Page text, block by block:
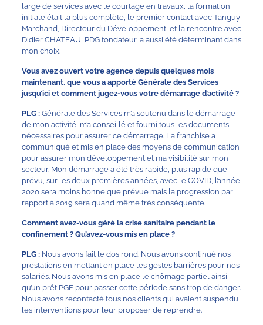
large de services avec le courtage en travaux, la formation
initiale était la plus complète, le premier contact avec Tanguy
Marchand, Directeur du Développement, et la rencontre avec
Didier CHATEAU, PDG fondateur, a aussi été déterminant dans
mon choix.
Vous avez ouvert votre agence depuis quelques mois
maintenant, que vous a apporté Générale des Services
jusqu’ici et comment jugez-vous votre démarrage d’activité ?
PLG : Générale des Services m’a soutenu dans le démarrage
de mon activité, m’a conseillé et fourni tous les documents
nécessaires pour assurer ce démarrage. La franchise a
communiqué et mis en place des moyens de communication
pour assurer mon développement et ma visibilité sur mon
secteur. Mon démarrage a été très rapide, plus rapide que
prévu, sur les deux premières années, avec le COVID, l’année
2020 sera moins bonne que prévue mais la progression par
rapport à 2019 sera quand même très conséquente.
Comment avez-vous géré la crise sanitaire pendant le
confinement ? Qu’avez-vous mis en place ?
PLG :Nous avons fait le dos rond. Nous avons continué nos
prestations en mettant en place les gestes barrières pour nos
salariés. Nous avons mis en place le chômage partiel ainsi
qu’un prêt PGE pour passer cette période sans trop de danger.
Nous avons recontacté tous nos clients qui avaient suspendu
les interventions pour leur proposer de reprendre.